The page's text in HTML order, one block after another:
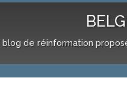
blog de réinformation